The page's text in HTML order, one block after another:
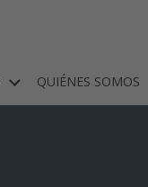
QUIÉNES SOMOS